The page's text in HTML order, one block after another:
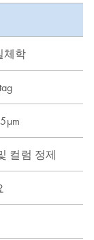
체학
컬럼 정제